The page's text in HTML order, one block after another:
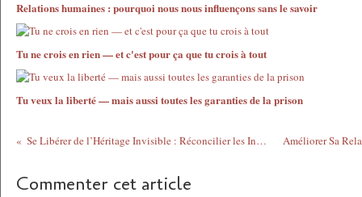
Relations humaines : pourquoi nous nous influençons sans le savoir
Tu ne crois en rien — et c'est pour ça que tu crois à tout
Tu veux la liberté — mais aussi toutes les garanties de la prison
Se Libérer de l’Héritage Invisible : Réconcilier les Influences de la Mère et du Père
Commenter cet article